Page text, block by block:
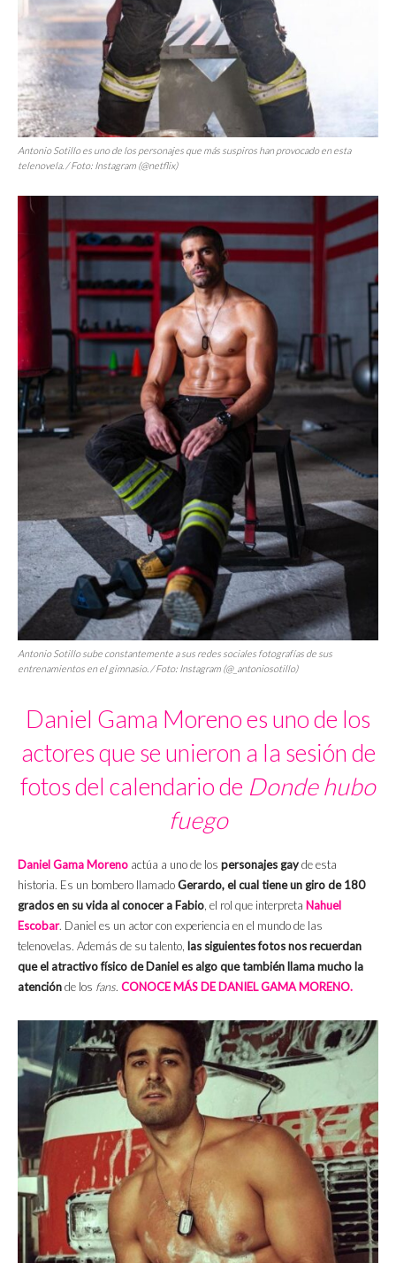
Antonio Sotillo es uno de los personajes que más suspiros han provocado en esta
telenovela. / Foto: Instagram (@netflix)
Antonio Sotillo sube constantemente a sus redes sociales fotografías de sus
entrenamientos en el gimnasio. / Foto: Instagram (@_antoniosotillo)
Daniel Gama Moreno es uno de los
actores que se unieron a la sesión de
fotos del calendario de Donde hubo
fuego
Daniel Gama Moreno actúa a uno de los personajes gayde esta
historia. Es un bombero llamadoGerardo, el cual tiene un giro de 180
grados en su vida al conocer a Fabio , el rol que interpreta Nahuel
Escobar. Daniel es un actor con experiencia en el mundo de las
telenovelas. Además de su talento, las siguientes fotos nos recuerdan
que el atractivo físico de Daniel es algo que también llama mucho la
atenciónde los fans. CONOCE MÁS DE DANIEL GAMA MORENO.